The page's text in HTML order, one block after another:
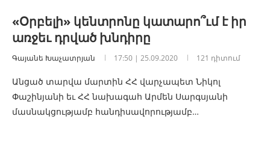
«Օրբելի» կենտրոնը կատարո՞ւմ է իր
առջեւ դրված խնդիրը
Գայանե Խաչատրյան 17:50 | 25.09.2020 121 դիտում
Անցած տարվա մարտին ՀՀ վարչապետ Նիկոլ
Փաշինյանի եւ ՀՀ նախագահ Արմեն Սարգսյանի
մասնակցությամբ հանդիսավորությամբ…